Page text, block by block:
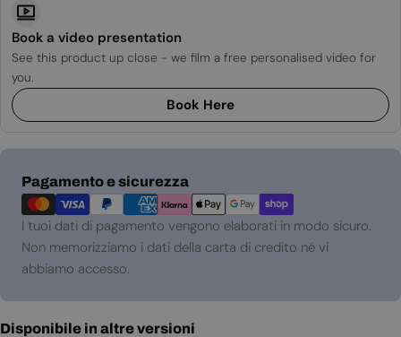
Book a video presentation
See this product up close - we film a free personalised video for
you.
Book Here
Pagamento e sicurezza
Metodi
di
pagamento
I tuoi dati di pagamento vengono elaborati in modo sicuro.
Non memorizziamo i dati della carta di credito né vi
abbiamo accesso.
Disponibile in altre versioni